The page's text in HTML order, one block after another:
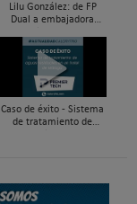
Lilu González: de FP
Dual a embajadora
| Mecatrónica Industrial
Caso de éxito - Sistema
de tratamiento de